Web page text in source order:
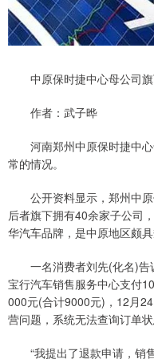
中原保时捷中心母公司旗
作者：武子晔
河南郑州中原保时捷中心
常的情况。
公开资料显示，郑州中原
后者旗下拥有40余家子公司
华汽车品牌，是中原地区颇
一名消费者刘先(化名)告
宝行汽车销售服务中心支付
000元(合计9000元)，12月
营问题，系统无法查询订单
“我提出了退款申请，销